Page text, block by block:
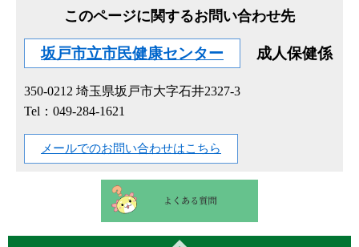
このページに関するお問い合わせ先
坂戸市立市民健康センター 成人保健係
350-0212 埼玉県坂戸市大字石井2327-3
Tel：049-284-1621
メールでのお問い合わせはこちら